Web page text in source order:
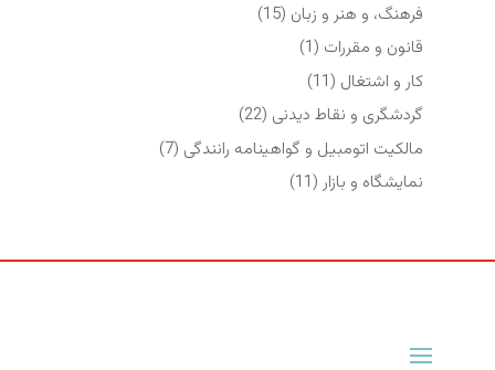
فرهنگ، و هنر و زبان (15)
قانون و مقررات (1)
کار و اشتغال (11)
گردشگری و نقاط دیدنی (22)
مالکیت اتومبیل و گواهینامه رانندگی (7)
نمایشگاه‌ و بازار(11)